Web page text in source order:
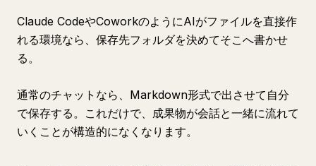
Claude CodeやCoworkのようにAIがファイルを直接作
れる環境なら、保存先フォルダを決めてそこへ書かせ
る。
通常のチャットなら、Markdown形式で出させて自分
で保存する。これだけで、成果物が会話と一緒に流れて
いくことが構造的になくなります。